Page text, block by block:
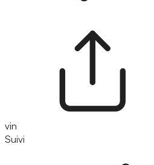
vin
Suivi